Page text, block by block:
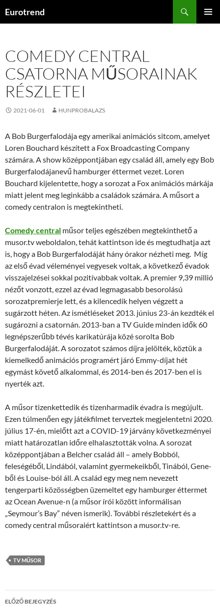
Eurotrend
COMEDY CENTRAL
CSATORNA MŰSORAINAK
RÉSZLETEI
2021-06-01 HUNPROBALAZS
A Bob Burgerfalodája egy amerikai animációs sitcom, amelyet
Loren Bouchard készített a Fox Broadcasting Company
számára. A show középpontjában egy család áll, amely egy Bob
Burgerfalodájanevű hamburger éttermet vezet. Loren
Bouchard kijelentette, hogy a sorozat a Fox animációs márkája
miatt jelent meg leginkább a családok számára. A műsort a
comedy centralon is megtekintheti.
Comedy central műsor teljes egészében megtekinthető a
musor.tv weboldalon, tehát kattintson ide és megtudhatja azt
is, hogy a Bob Burgerfalodáját hány órakor nézheti meg. Míg
az első évad véleményei vegyesek voltak, a következő évadok
visszajelzései sokkal pozitívabbak voltak. A premier 9,39 millió
nézőt vonzott, ezzel az évad legmagasabb besorolású
sorozatpremierje lett, és a kilencedik helyen végzett a
sugárzott héten. Az ismétléseket 2013. június 23-án kezdték el
sugározni a csatornán. 2013-ban a TV Guide minden idők 60
legnépszerűbb tévés karikatúrája közé sorolta Bob
Burgerfalodáját. A sorozatot számos díjra jelölték, köztük a
kiemelkedő animációs programért járó Emmy-díjat hét
egymást követő alkalommal, és 2014-ben és 2017-ben el is
nyerték azt.
A műsor tizenkettedik és tizenharmadik évadra is megújult.
Ezen túlmenően egy játékfilmet terveztek megjelentetni 2020.
július 17-én, mielőtt azt a COVID-19 járvány következményei
miatt határozatlan időre elhalasztották volna. A sorozat
középpontjában a Belcher család áll – amely Bobból,
feleségéből, Lindából, valamint gyermekeikből, Tinából, Gene-
ből és Louise-ból áll. A család egy meg nem nevezett
tengerparti közösségben üzemeltet egy hamburger éttermet
az Ocean Avenue-n (a műsor írói között informálisan
„Seymour’s Bay” néven ismerik). További részletekért és a
comedy central műsoraiért kattintson a musor.tv-re.
TV MŰSOR
Bejegyzés
ELŐZŐ BEJEGYZÉS